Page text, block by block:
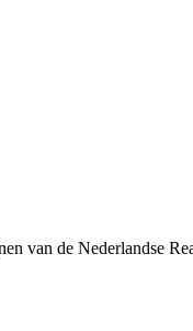
van de Nederlandse